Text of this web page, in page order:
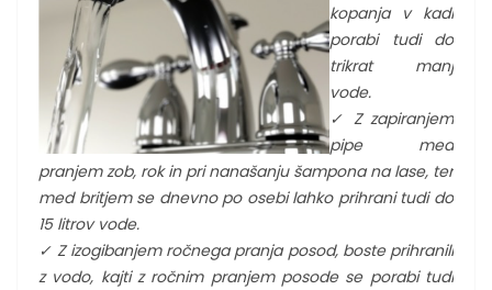
kopanja v kadi
porabi tudi do
trikrat manj
vode.
✓ Z zapiranjem
pipe med
pranjem zob, rok in pri nanašanju šampona na lase, ter
med britjem se dnevno po osebi lahko prihrani tudi do
15 litrov vode.
✓ Z izogibanjem ročnega pranja posod, boste prihranili
z vodo, kajti z ročnim pranjem posode se porabi tudi